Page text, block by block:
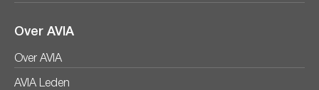
Over AVIA
Over AVIA
AVIA Leden